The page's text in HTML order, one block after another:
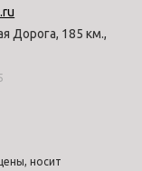
Дорога, 185 км.,
носит